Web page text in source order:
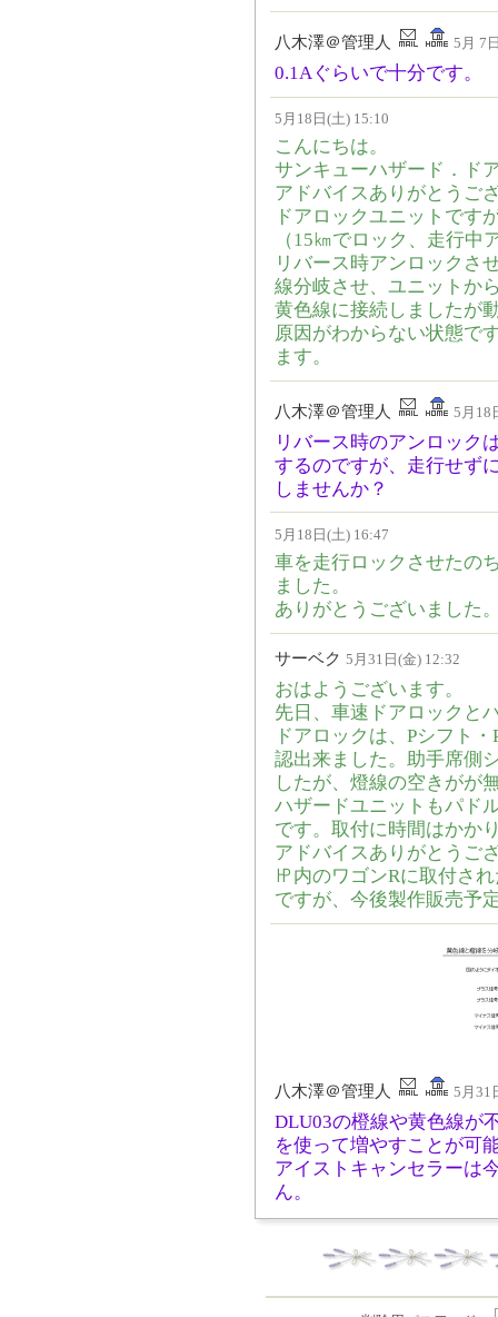
八木澤＠管理人 5月 7
0.1Aぐらいで十分です。
5月18日(土) 15:10
こんにちは。
サンキューハザード．ド
アドバイスありがとうご
ドアロックユニットです
（15㎞でロック、走行
リバース時アンロックさ
線分岐させ、ユニットか
黄色線に接続しましたが
原因がわからない状態で
ます。
八木澤＠管理人 5月18
リバース時のアンロック
するのですが、走行せず
しませんか？
5月18日(土) 16:47
車を走行ロックさせたの
ました。
ありがとうございました
サーベク 5月31日(金) 12:32
おはようございます。
先日、車速ドアロックと
ドアロックは、Pシフト
認出来ました。助手席側
したが、燈線の空きがが
ハザードユニットもパド
です。取付に時間はかか
アドバイスありがとうご
㏋内のワゴンRに取付さ
ですが、今後製作販売予
八木澤＠管理人 5月31
DLU03の橙線や黄色線が
を使って増やすことが可
アイストキャンセラーは
ん。